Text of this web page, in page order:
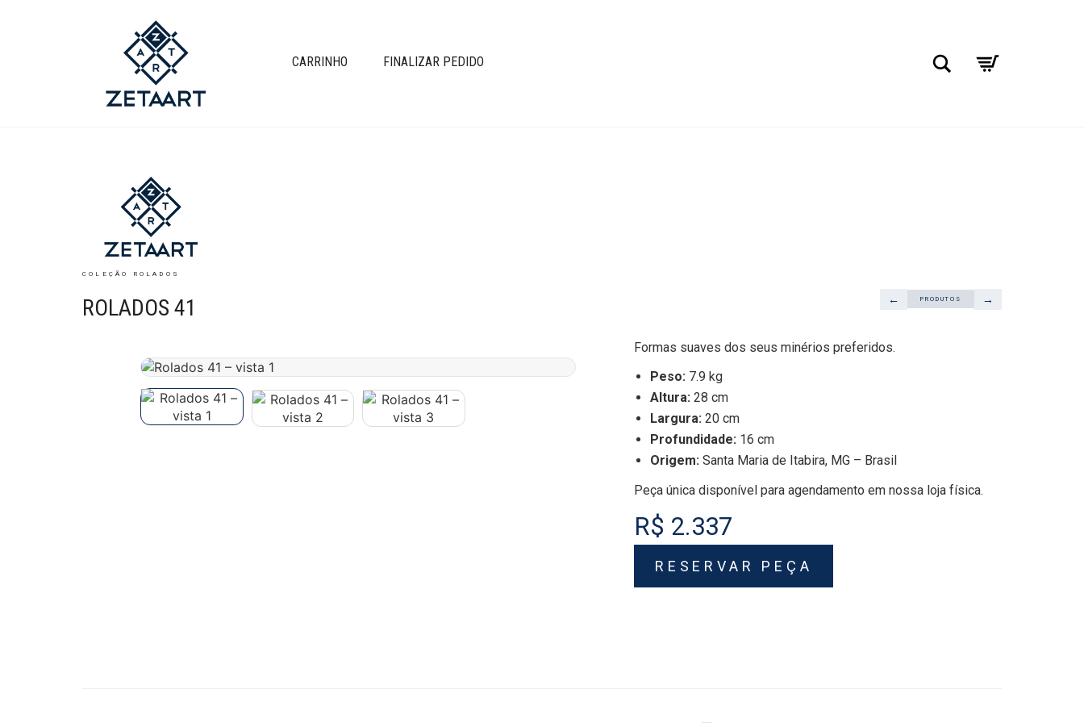
CARRINHO FINALIZAR PEDIDO Pesquisar
COLEÇÃO ROLADOS
ROLADOS 41 ← PRODUTOS →
Formas suaves dos seus minérios preferidos.
Peso: 7.9 kg
Altura: 28 cm
Largura: 20 cm
Profundidade: 16 cm
Origem: Santa Maria de Itabira, MG – Brasil
Peça única disponível para agendamento em nossa loja física.
R$ 2.337
RESERVAR PEÇA